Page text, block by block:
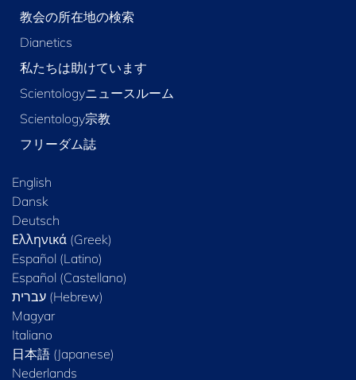
教会の所在地の検索
Dianetics
私たちは助けています
Scientologyニュースルーム
Scientology宗教
フリーダム誌
English
Dansk
Deutsch
Ελληνικά (Greek)
Español (Latino)
Español (Castellano)
Magyar
Italiano
日本語 (Japanese)
Nederlands